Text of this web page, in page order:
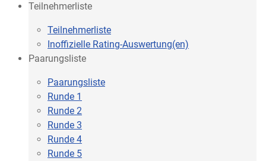
Teilnehmerliste
Teilnehmerliste
Inoffizielle Rating-Auswertung(en)
Paarungsliste
Paarungsliste
Runde 1
Runde 2
Runde 3
Runde 4
Runde 5